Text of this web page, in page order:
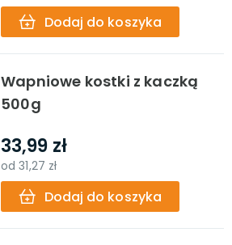
Dodaj do koszyka
Wapniowe kostki z kaczką
500g
33,99 zł
od31,27 zł
Dodaj do koszyka